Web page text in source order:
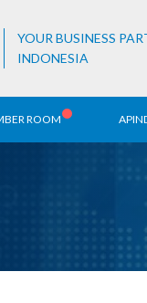
YOUR BUSINESS
INDONESIA
ROOM